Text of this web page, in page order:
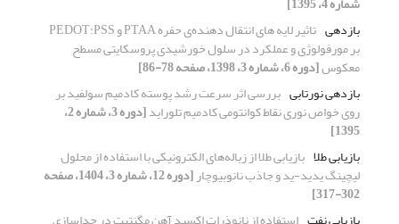
بازدهی
تاثیر لایه های انتقال دهنده‌ی حفره PTAA و PEDOT:PSS
بر مورفولوژی و عملکرد در سلول خورشیدی پروسکایتی مسطح
معکوس[دوره 6، شماره 3، 1398، صفحه 78-86]
بازدهی نورتابی بررسی اثر سرعت رشد پوسته کادمیم سولفید بر
روی خواص نوری نقاط کوانتومی کادمیم تلوراید [دوره 3، شماره 2،
1395]
بازیابی طلا بازیابی طلا از زباله‌های الکترونیکی با استفاده از محلول
لیچینگ یدید-ید و جاذب نانوبیوچار [دوره 12، شماره 3، 1404، صفحه
302-317]